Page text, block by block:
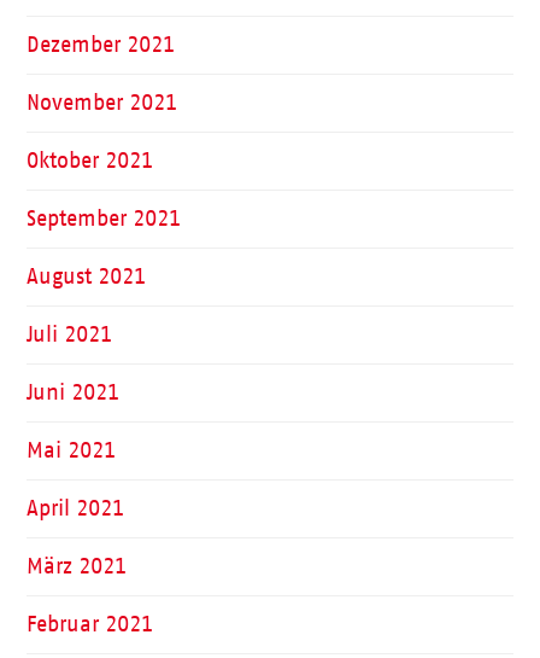
Dezember 2021
November 2021
Oktober 2021
September 2021
August 2021
Juli 2021
Juni 2021
Mai 2021
April 2021
März 2021
Februar 2021